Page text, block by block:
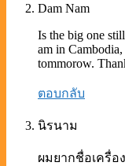
Dam Nam
Is the big one
am in
tommorow.
ตอบกลับ
นิรนาม
ผมยากชื่อเครื่